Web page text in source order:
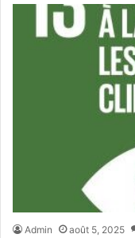
Admin août 5, 2025